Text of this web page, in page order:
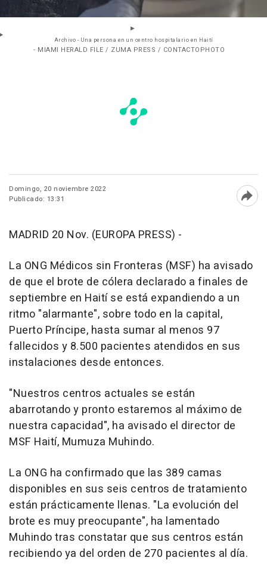
Archivo - Una persona en un centro hospitalario en Haití
- MIAMI HERALD FILE / ZUMA PRESS / CONTACTOPHOTO
Domingo, 20 noviembre 2022
Publicado: 13:31
MADRID 20 Nov. (EUROPA PRESS) -
La ONG Médicos sin Fronteras (MSF) ha avisado
de que el brote de cólera declarado a finales de
septiembre en Haití se está expandiendo a un
ritmo "alarmante", sobre todo en la capital,
Puerto Príncipe, hasta sumar al menos 97
fallecidos y 8.500 pacientes atendidos en sus
instalaciones desde entonces.
"Nuestros centros actuales se están
abarrotando y pronto estaremos al máximo de
nuestra capacidad", ha avisado el director de
MSF Haití, Mumuza Muhindo.
La ONG ha confirmado que las 389 camas
disponibles en sus seis centros de tratamiento
están prácticamente llenas. "La evolución del
brote es muy preocupante", ha lamentado
Muhindo tras constatar que sus centros están
recibiendo ya del orden de 270 pacientes al día.